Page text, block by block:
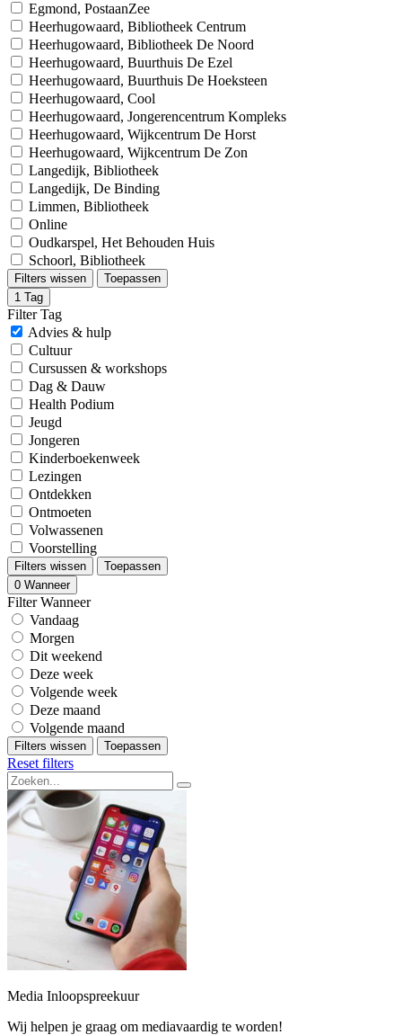
Egmond, PostaanZee
Heerhugowaard, Bibliotheek Centrum
Heerhugowaard, Bibliotheek De Noord
Heerhugowaard, Buurthuis De Ezel
Heerhugowaard, Buurthuis De Hoeksteen
Heerhugowaard, Cool
Heerhugowaard, Jongerencentrum Kompleks
Heerhugowaard, Wijkcentrum De Horst
Heerhugowaard, Wijkcentrum De Zon
Langedijk, Bibliotheek
Langedijk, De Binding
Limmen, Bibliotheek
Online
Oudkarspel, Het Behouden Huis
Schoorl, Bibliotheek
Filters wissen
Toepassen
1 Tag
Filter Tag
Advies & hulp
Cultuur
Cursussen & workshops
Dag & Dauw
Health Podium
Jeugd
Jongeren
Kinderboekenweek
Lezingen
Ontdekken
Ontmoeten
Volwassenen
Voorstelling
Filters wissen
Toepassen
0 Wanneer
Filter Wanneer
Vandaag
Morgen
Dit weekend
Deze week
Volgende week
Deze maand
Volgende maand
Filters wissen Toepassen
Reset filters
Media Inloopspreekuur
Wij helpen je graag om mediavaardig te worden!